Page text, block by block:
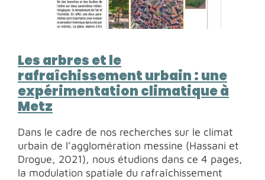
Les arbres et le
rafraîchissement urbain : une
expérimentation climatique à
Metz
Dans le cadre de nos recherches sur le climat
urbain de l’agglomération messine (Hassani et
Drogue, 2021), nous étudions dans ce 4 pages,
la modulation spatiale du rafraîchissement